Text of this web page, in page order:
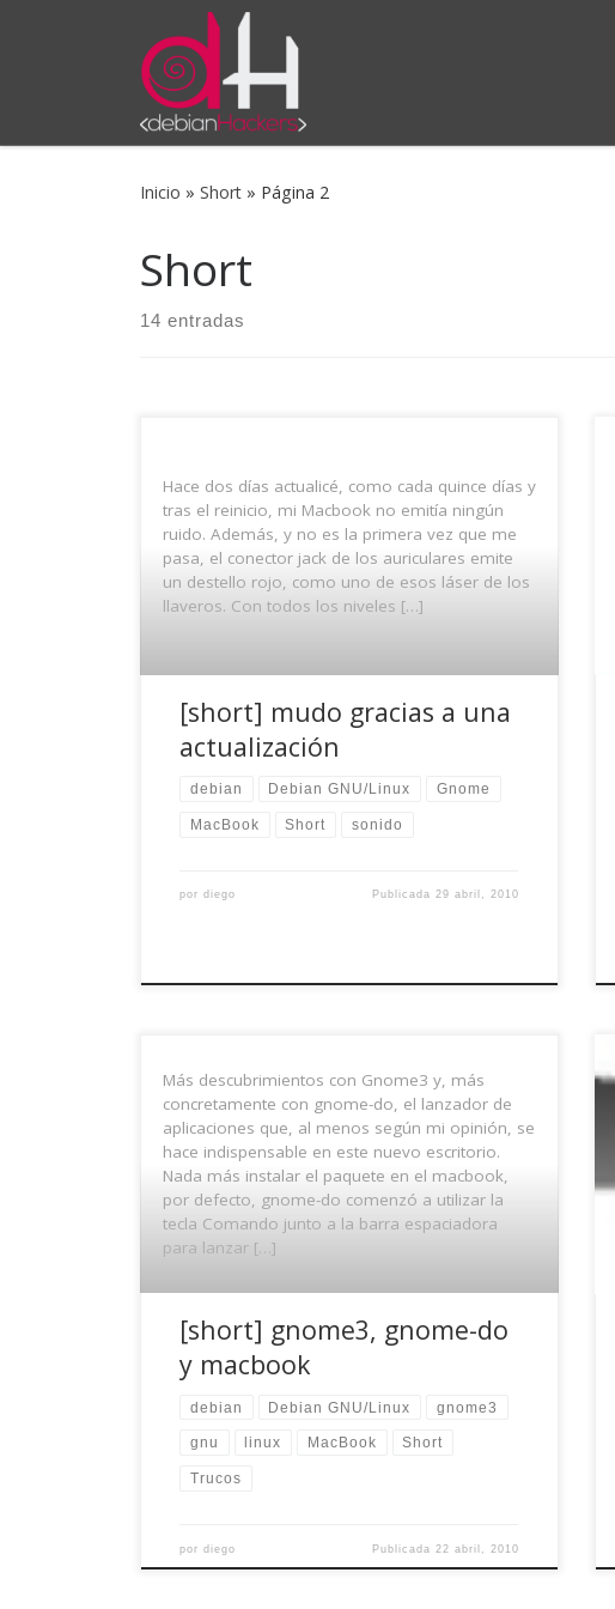
Saltar al contenido
Inicio » Short » Página 2
Short
14 entradas
Hace dos días actualicé, como cada quince días y
tras el reinicio, mi Macbook no emitía ningún
ruido. Además, y no es la primera vez que me
pasa, el conector jack de los auriculares emite
un destello rojo, como uno de esos láser de los
llaveros. Con todos los niveles […]
[short] mudo gracias a una
actualización
debian Debian GNU/Linux Gnome
MacBook Short sonido
pordiego Publicada 29 abril, 2010
Más descubrimientos con Gnome3 y, más
concretamente con gnome-do, el lanzador de
aplicaciones que, al menos según mi opinión, se
hace indispensable en este nuevo escritorio.
Nada más instalar el paquete en el macbook,
por defecto, gnome-do comenzó a utilizar la
tecla Comando junto a la barra espaciadora
para lanzar […]
[short] gnome3, gnome-do
y macbook
debian Debian GNU/Linux gnome3
gnu linux MacBook Short
Trucos
pordiego Publicada 22 abril, 2010